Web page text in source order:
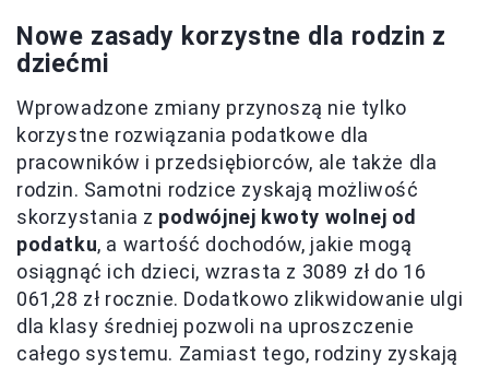
Nowe zasady korzystne dla rodzin z
dziećmi
Wprowadzone zmiany przynoszą nie tylko
korzystne rozwiązania podatkowe dla
pracowników i przedsiębiorców, ale także dla
rodzin. Samotni rodzice zyskają możliwość
skorzystania z podwójnej kwoty wolnej od
podatku, a wartość dochodów, jakie mogą
osiągnąć ich dzieci, wzrasta z 3089 zł do 16
061,28 zł rocznie. Dodatkowo zlikwidowanie ulgi
dla klasy średniej pozwoli na uproszczenie
całego systemu. Zamiast tego, rodziny zyskają